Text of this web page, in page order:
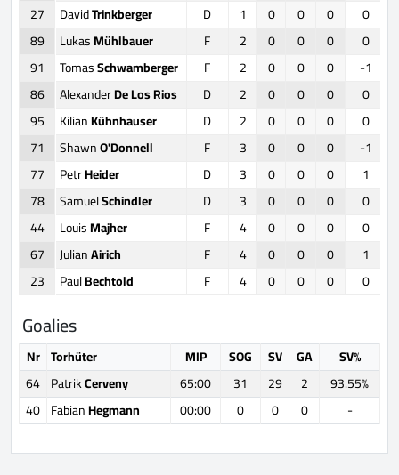
27
DavidTrinkberger D 1 0 0 0
0
89
LukasMühlbauer F 2 0 0 0
0
91
TomasSchwamberger F 2 0 0 0
-1
86
AlexanderDe Los Rios D 2 0 0 0
0
95
KilianKühnhauser D 2 0 0 0
0
71
ShawnO'Donnell F 3 0 0 0
-1
77
PetrHeider D 3 0 0 0
1
78
SamuelSchindler D 3 0 0 0
0
44
LouisMajher F 4 0 0 0
0
67
JulianAirich F 4 0 0 0
1
23
PaulBechtold F 4 0 0 0 0
Goalies
Nr Torhüter MIP SOG SV GA
SV%
64 PatrikCerveny 65:00 31 29 2
93.55%
40 FabianHegmann 00:00 0 0 0 -